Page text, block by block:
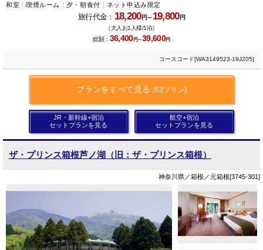
和室 喫煙ルーム 夕・朝食付 ネット申込み限定
旅行代金： 18,200円～19,800円
（大人お1人様/1泊）
総額： 36,400円～39,600円
コースコード[WA3149523-19J205]
プランをすべて見る (63プラン)
JR・新幹線+宿泊
セットプランを見る
航空+宿泊
セットプランを見る
ザ・プリンス箱根芦ノ湖（旧：ザ・プリンス箱根）
神奈川県／箱根／元箱根[3745-301]